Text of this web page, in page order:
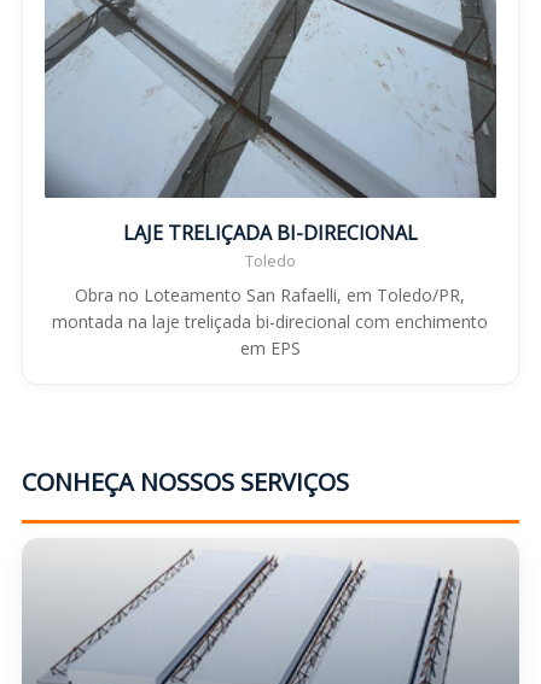
LAJE TRELIÇADA BI-DIRECIONAL
Toledo
Obra no Loteamento San Rafaelli, em Toledo/PR,
montada na laje treliçada bi-direcional com enchimento
em EPS
CONHEÇA NOSSOS SERVIÇOS